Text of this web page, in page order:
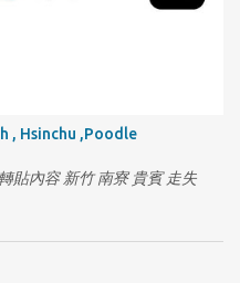
龍龍！❤️) 如有發現，請立即聯
, Hsinchu ,Poodle
貼內容 新竹 南寮 貴賓 走失